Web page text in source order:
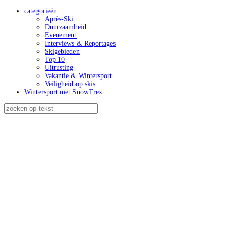
categorieën
Après-Ski
Duurzaamheid
Evenement
Interviews & Reportages
Skigebieden
Top 10
Uitrusting
Vakantie & Wintersport
Veiligheid op skis
Wintersport met SnowTrex